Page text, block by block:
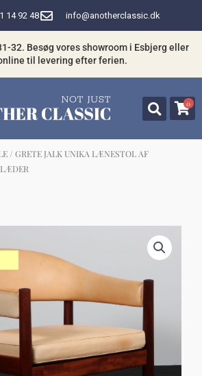
14 92 48 info@anotherclassic.dk
32. Besøg vores showroom i Esbjerg eller
til levering efter ferien.
0
/ GRETE JALK UNIKA LÆNESTOL AF
din interesse?